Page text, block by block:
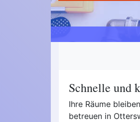
Schnelle und
Ihre Räume
betreuen in